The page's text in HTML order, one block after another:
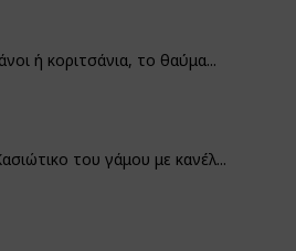
ή κοριτσάνια, το θαύμα...
του γάμου με κανέλ...